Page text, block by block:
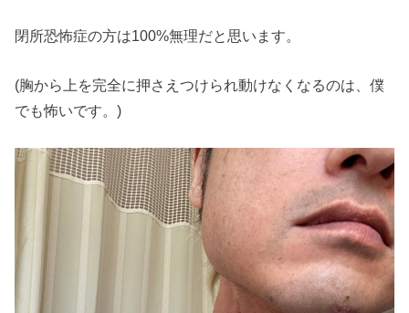
閉所恐怖症の方は100%無理だと思います。
(胸から上を完全に押さえつけられ動けなくなるのは、僕
でも怖いです。)